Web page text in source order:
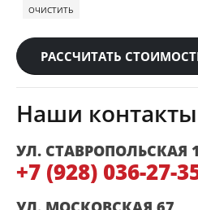
ОЧИСТИТЬ
РАССЧИТАТЬ
Наши контакты
УЛ. СТАВРОПОЛЬСКАЯ
+7 (928) 036-27-